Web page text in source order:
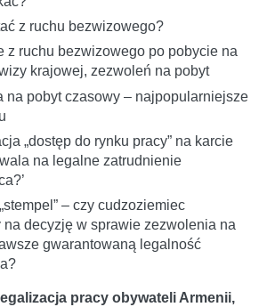
z ruchu bezwizowego?
z ruchu bezwizowego po pobycie na
krajowej, zezwoleń na pobyt
na pobyt czasowy – najpopularniejsze
„dostęp do rynku pracy” na karcie
na legalne zatrudnienie
– czy cudzoziemiec
na decyzję w sprawie zezwolenia na
gwarantowaną legalność
pracy obywateli Armenii,